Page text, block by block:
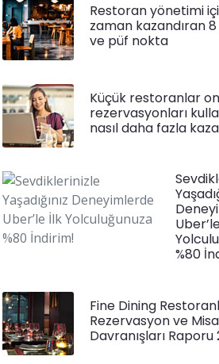
Restoran yönetimi
zaman kazandıran
ve püf nokta
Küçük restoranlar
rezervasyonları
nasıl daha fazla
%80
Fine Dining
Rezervasyon ve
Davranışları Raporu